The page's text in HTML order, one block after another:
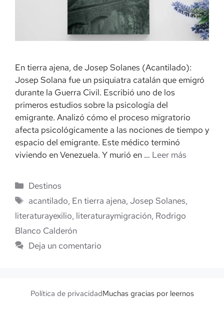
En tierra ajena, de Josep Solanes (Acantilado):
Josep Solana fue un psiquiatra catalán que emigró
durante la Guerra Civil. Escribió uno de los
primeros estudios sobre la psicología del
emigrante. Analizó cómo el proceso migratorio
afecta psicológicamente a las nociones de tiempo y
espacio del emigrante. Este médico terminó
viviendo en Venezuela. Y murió en … Leer más
Categorías
Destinos
Etiquetas
acantilado, En tierra ajena,Josep Solanes,
literaturayexilio, literaturaymigración, Rodrigo
Blanco Calderón
Deja un comentario
Política de privacidadMuchas gracias por leernos